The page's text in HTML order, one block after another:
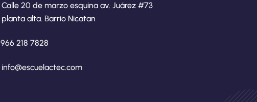
Calle 20 de marzo esquina av. Juárez #73
planta alta. Barrio Nicatan
966 218 7828
info@escuelactec.com